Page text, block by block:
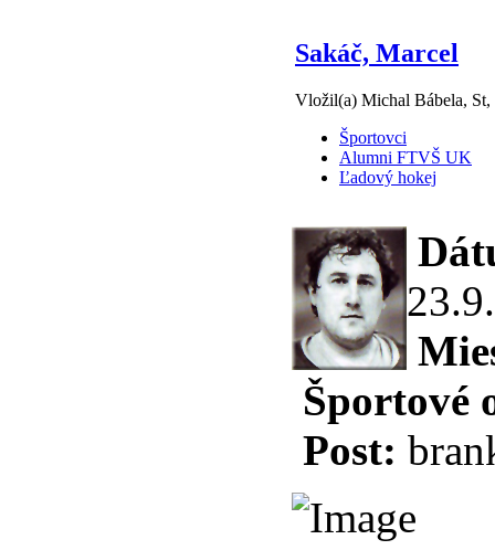
Sakáč, Marcel
Vložil(a) Michal Bábela, St,
Športovci
Alumni FTVŠ UK
Ľadový hokej
Športové
Post: